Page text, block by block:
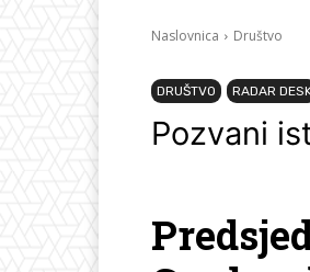
Naslovnica Društvo
DRUŠTVO RADAR
Pozvani